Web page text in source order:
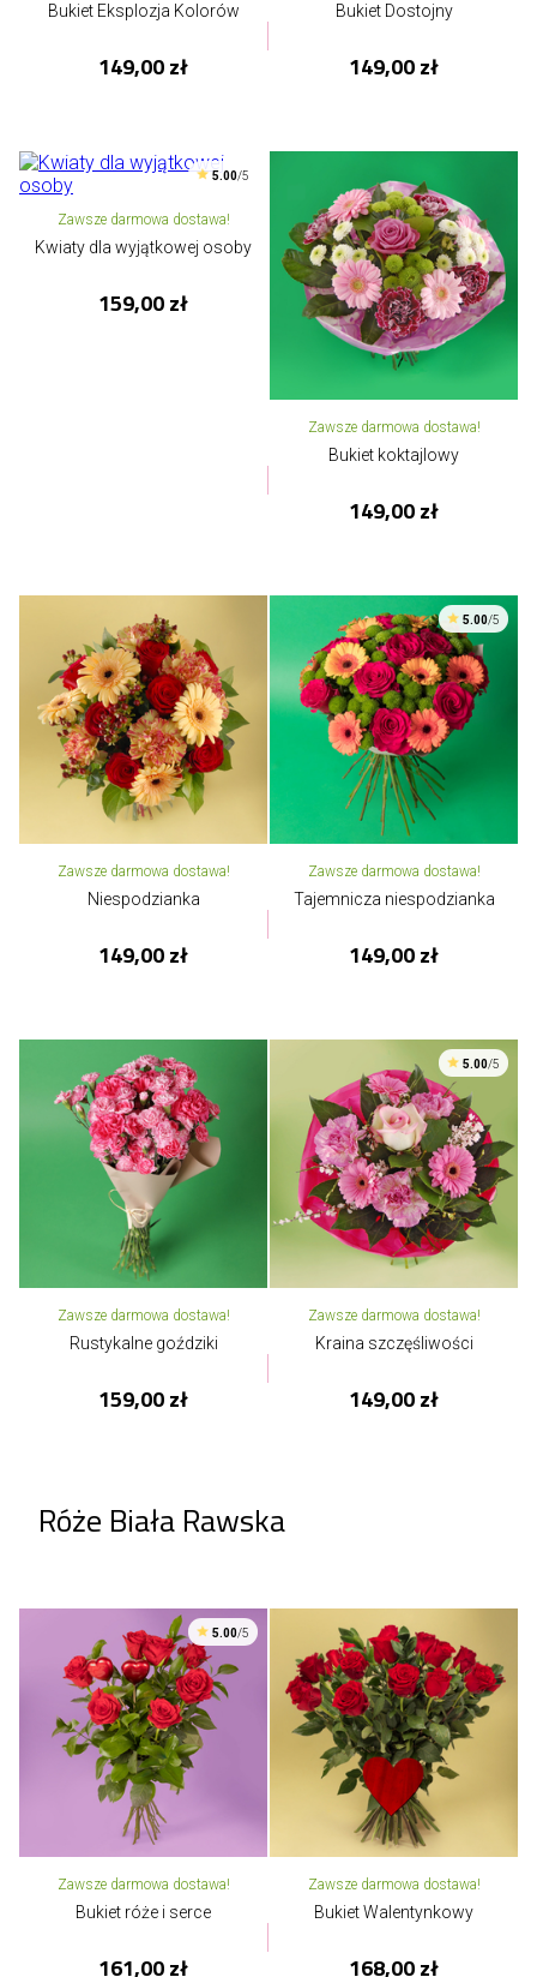
Bukiet Eksplozja Kolorów
149,00 zł
Bukiet Dostojny
149,00 zł
5.00/5
Zawsze darmowa dostawa!
Kwiaty dla wyjątkowej osoby
159,00 zł
Zawsze darmowa dostawa!
Bukiet koktajlowy
149,00 zł
Zawsze darmowa dostawa!
Niespodzianka
149,00 zł
5.00/5
Zawsze darmowa dostawa!
Tajemnicza niespodzianka
149,00 zł
Zawsze darmowa dostawa!
Rustykalne goździki
159,00 zł
5.00/5
Zawsze darmowa dostawa!
Kraina szczęśliwości
149,00 zł
Róże Biała Rawska
5.00/5
Zawsze darmowa dostawa!
Bukiet róże i serce
161,00 zł
Zawsze darmowa dostawa!
Bukiet Walentynkowy
168,00 zł